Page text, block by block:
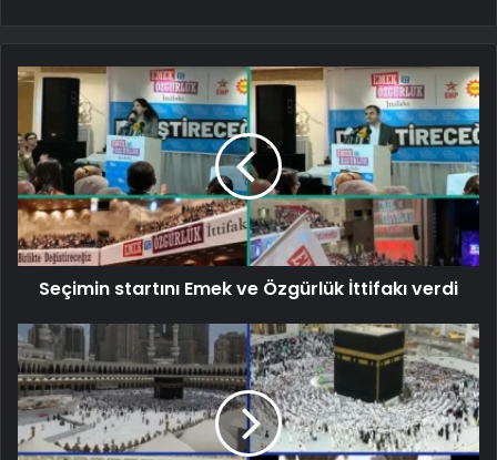
Seçimin startını Emek ve Özgürlük İttifakı verdi